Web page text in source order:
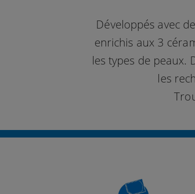
Développés avec
enrichis aux 3
les types de peaux.
les